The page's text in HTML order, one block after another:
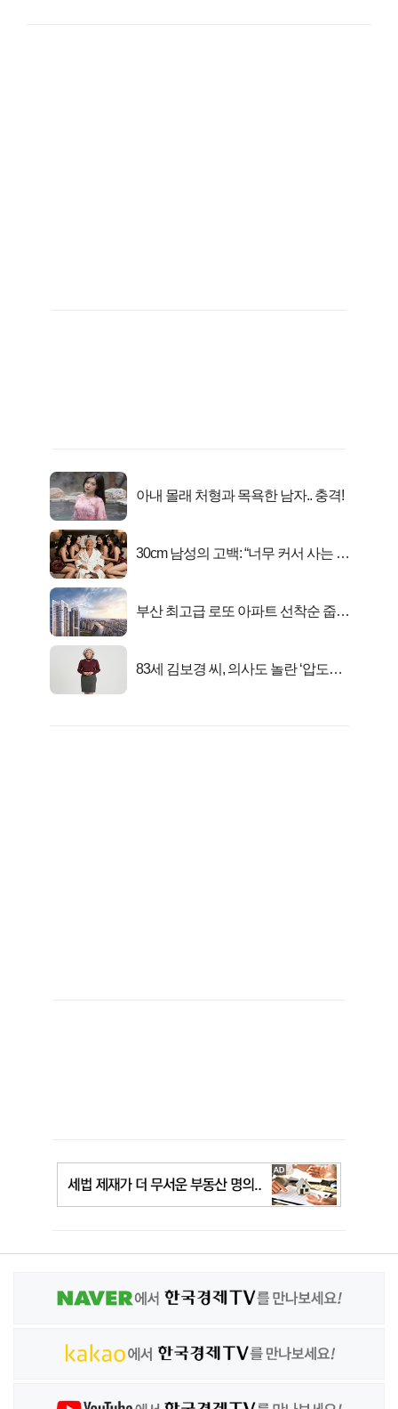
아내 몰래 처형과 목욕한 남자.. 충격!
30cm 남성의 고백: “너무 커서 사는 게
부산 최고급 로또 아파트 선착순 줍줍
83세 김보경 씨, 의사도 놀란 ‘압도적